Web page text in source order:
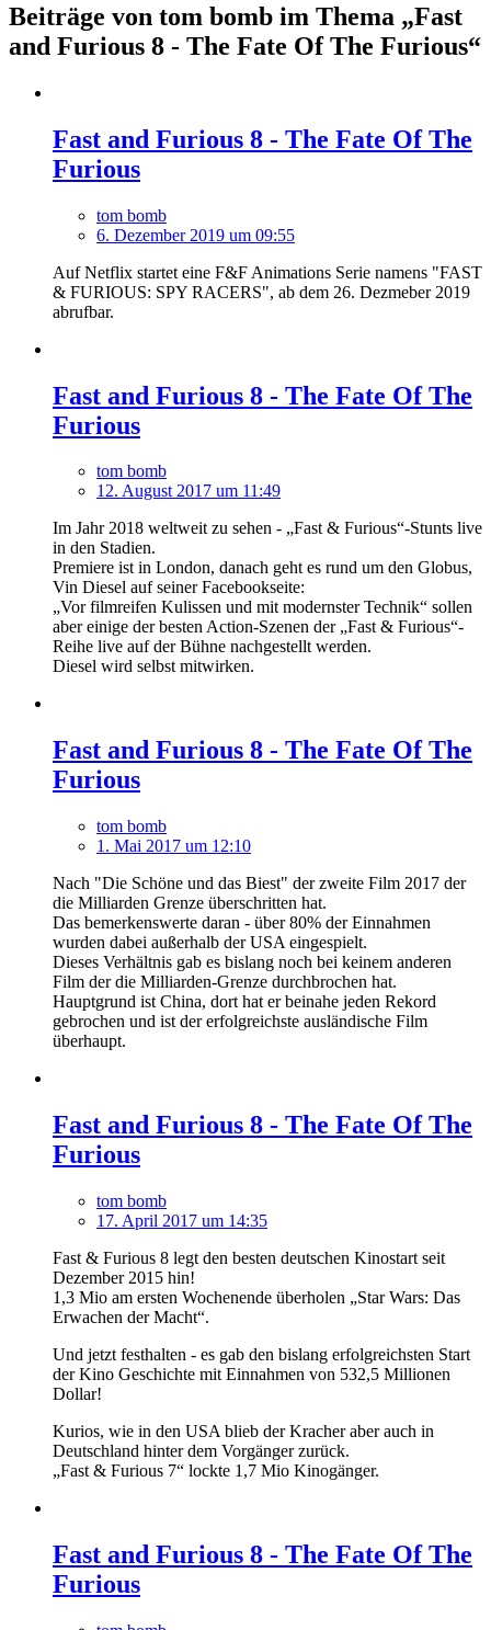
Beiträge von tom bomb im Thema „Fast
and Furious 8 - The Fate Of The Furious“
Fast and Furious 8 - The Fate Of The
Furious
tom bomb
6. Dezember 2019 um 09:55
Auf Netflix startet eine F&F Animations Serie namens "FAST
& FURIOUS: SPY RACERS", ab dem 26. Dezmeber 2019
abrufbar.
Fast and Furious 8 - The Fate Of The
Furious
tom bomb
12. August 2017 um 11:49
Im Jahr 2018 weltweit zu sehen - „Fast & Furious“-Stunts live
in den Stadien.
Premiere ist in London, danach geht es rund um den Globus,
Vin Diesel auf seiner Facebookseite:
„Vor filmreifen Kulissen und mit modernster Technik“ sollen
aber einige der besten Action-Szenen der „Fast & Furious“-
Reihe live auf der Bühne nachgestellt werden.
Diesel wird selbst mitwirken.
Fast and Furious 8 - The Fate Of The
Furious
tom bomb
1. Mai 2017 um 12:10
Nach "Die Schöne und das Biest" der zweite Film 2017 der
die Milliarden Grenze überschritten hat.
Das bemerkenswerte daran - über 80% der Einnahmen
wurden dabei außerhalb der USA eingespielt.
Dieses Verhältnis gab es bislang noch bei keinem anderen
Film der die Milliarden-Grenze durchbrochen hat.
Hauptgrund ist China, dort hat er beinahe jeden Rekord
gebrochen und ist der erfolgreichste ausländische Film
überhaupt.
Fast and Furious 8 - The Fate Of The
Furious
tom bomb
17. April 2017 um 14:35
Fast & Furious 8 legt den besten deutschen Kinostart seit
Dezember 2015 hin!
1,3 Mio am ersten Wochenende überholen „Star Wars: Das
Erwachen der Macht“.
Und jetzt festhalten - es gab den bislang erfolgreichsten Start
der Kino Geschichte mit Einnahmen von 532,5 Millionen
Dollar!
Kurios, wie in den USA blieb der Kracher aber auch in
Deutschland hinter dem Vorgänger zurück.
„Fast & Furious 7“ lockte 1,7 Mio Kinogänger.
Fast and Furious 8 - The Fate Of The
Furious